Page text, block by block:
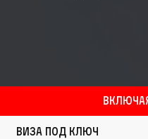
Виза под ключ